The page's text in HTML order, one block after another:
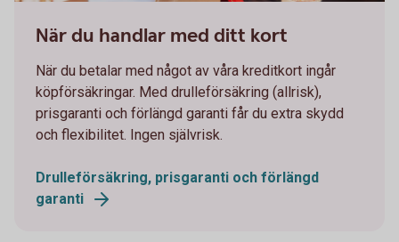
När du handlar med ditt kort
När du betalar med något av våra kreditkort ingår
köpförsäkringar. Med drulleförsäkring (allrisk),
prisgaranti och förlängd garanti får du extra skydd
och flexibilitet. Ingen självrisk.
Drulleförsäkring, prisgaranti och förlängd
garanti